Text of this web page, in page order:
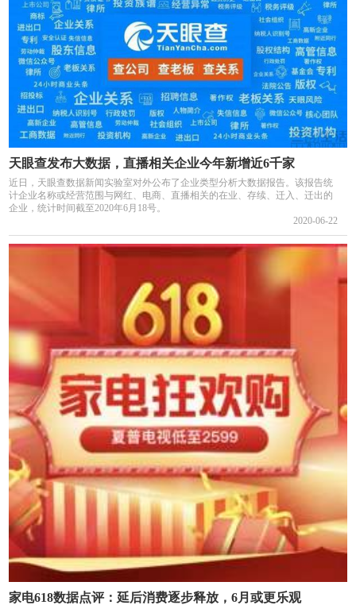
天眼查发布大数据，直播相关企业今年新增近6千家
近日，天眼查数据新闻实验室对外公布了企业类型分析大数据报告。该报告统
计企业名称或经营范围与网红、电商、直播相关的在业、存续、迁入、迁出的
企业，统计时间截至2020年6月18号。
2020-06-22
家电618数据点评：延后消费逐步释放，6月或更乐观